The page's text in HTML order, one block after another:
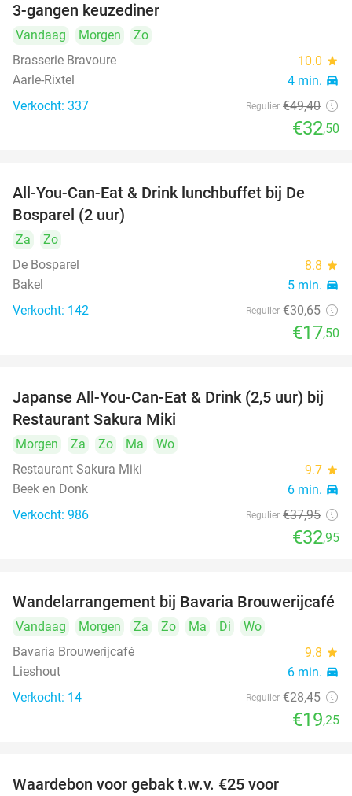
3-gangen keuzediner
Vandaag Morgen
Zo
Brasserie Bravoure
10.0 star
Aarle-Rixtel 4 min. directions_car
Verkocht: 337 Regulier €49,40
€32,50
43%
All-You-Can-Eat & Drink lunchbuffet bij De
Bosparel (2 uur)
Za
Zo
De Bosparel
8.8 star
Bakel 5 min. directions_car
Verkocht: 142 Regulier €30,65
€17,50
13%
Japanse All-You-Can-Eat & Drink (2,5 uur) bij
Restaurant Sakura Miki
Morgen Za Zo Ma
Wo
Restaurant Sakura Miki
9.7 star
Beek en Donk 6 min. directions_car
Verkocht: 986 Regulier €37,95
€32,95
32%
Wandelarrangement bij Bavaria Brouwerijcafé
Vandaag Morgen Za Zo Ma Di
Wo
Bavaria Brouwerijcafé
9.8 star
Lieshout 6 min. directions_car
Verkocht: 14 Regulier €28,45
€19,25
Waardebon voor gebak t.w.v. €25 voor